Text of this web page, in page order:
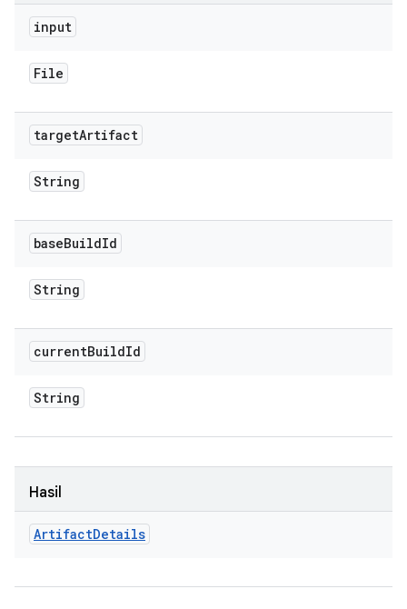
input
File
targetArtifact
String
baseBuildId
String
currentBuildId
String
Hasil
ArtifactDetails